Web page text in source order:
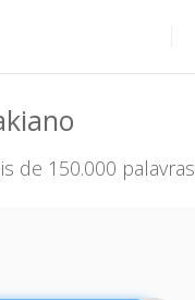
de 150.000 palavras